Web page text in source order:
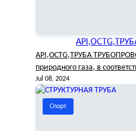
API,OCTG,ТРУБА ТРУБОПРОВОД Для труб
природного газа, в
Jul 08, 2024
Спорт